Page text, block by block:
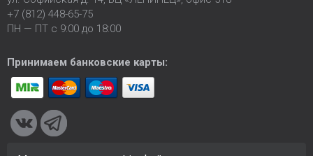
+7 (812) 448-65-75
ПН — ПТ с 9:00 до 18:00
Принимаем банковские карты: